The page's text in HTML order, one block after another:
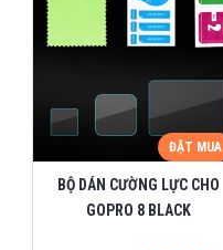
ĐẶT MUA
BỘ DÁN CƯỜNG LỰC CHO
GOPRO 8 BLACK